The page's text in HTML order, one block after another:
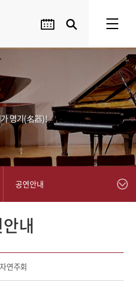
명기(名器)!
공연안내
내
연주회